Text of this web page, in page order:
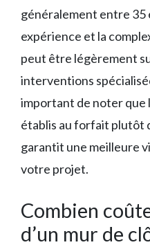
généralement entre 35
expérience et la
peut être légèrement
interventions
important de noter que
établis au forfait plutôt
garantit une meilleure
votre projet.
Combien
d’un mur de